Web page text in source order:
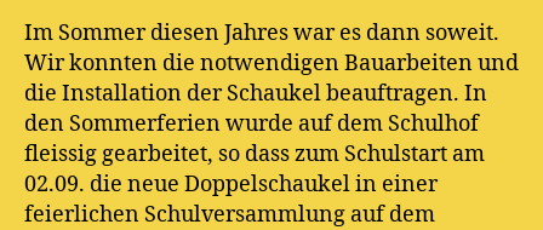
Im Sommer diesen Jahres war es dann soweit.
Wir konnten die notwendigen Bauarbeiten und
die Installation der Schaukel beauftragen. In
den Sommerferien wurde auf dem Schulhof
fleissig gearbeitet, so dass zum Schulstart am
02.09. die neue Doppelschaukel in einer
feierlichen Schulversammlung auf dem